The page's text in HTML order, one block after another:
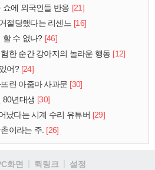
쇼에 외국인들 반응 [21]
절당했다는 리센느 [16]
할 수 없나? [46]
한 순간 강아지의 놀라운 행동 [12]
어? [24]
린 아줌마 사과문 [30]
80년대생 [30]
났다는 시계 수리 유튜버 [29]
이라는 주. [26]
화면 퀵링크
설정